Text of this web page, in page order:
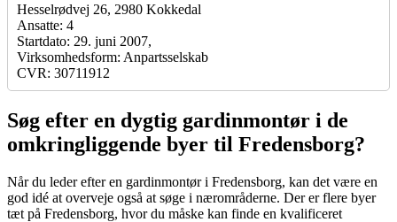
Hesselrødvej 26, 2980 Kokkedal
Ansatte: 4
Startdato: 29. juni 2007,
Virksomhedsform: Anpartsselskab
CVR: 30711912
Søg efter en dygtig gardinmontør i de
omkringliggende byer til Fredensborg?
Når du leder efter en gardinmontør i Fredensborg, kan det være en
god idé at overveje også at søge i nærområderne. Der er flere byer
tæt på Fredensborg, hvor du måske kan finde en kvalificeret